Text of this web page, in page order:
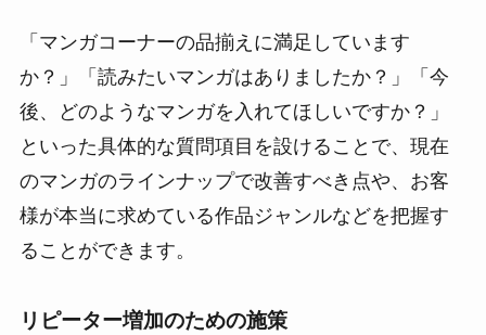
「マンガコーナーの品揃えに満足しています
か？」「読みたいマンガはありましたか？」「今
後、どのようなマンガを入れてほしいですか？」
といった具体的な質問項目を設けることで、現在
のマンガのラインナップで改善すべき点や、お客
様が本当に求めている作品ジャンルなどを把握す
ることができます。
リピーター増加のための施策